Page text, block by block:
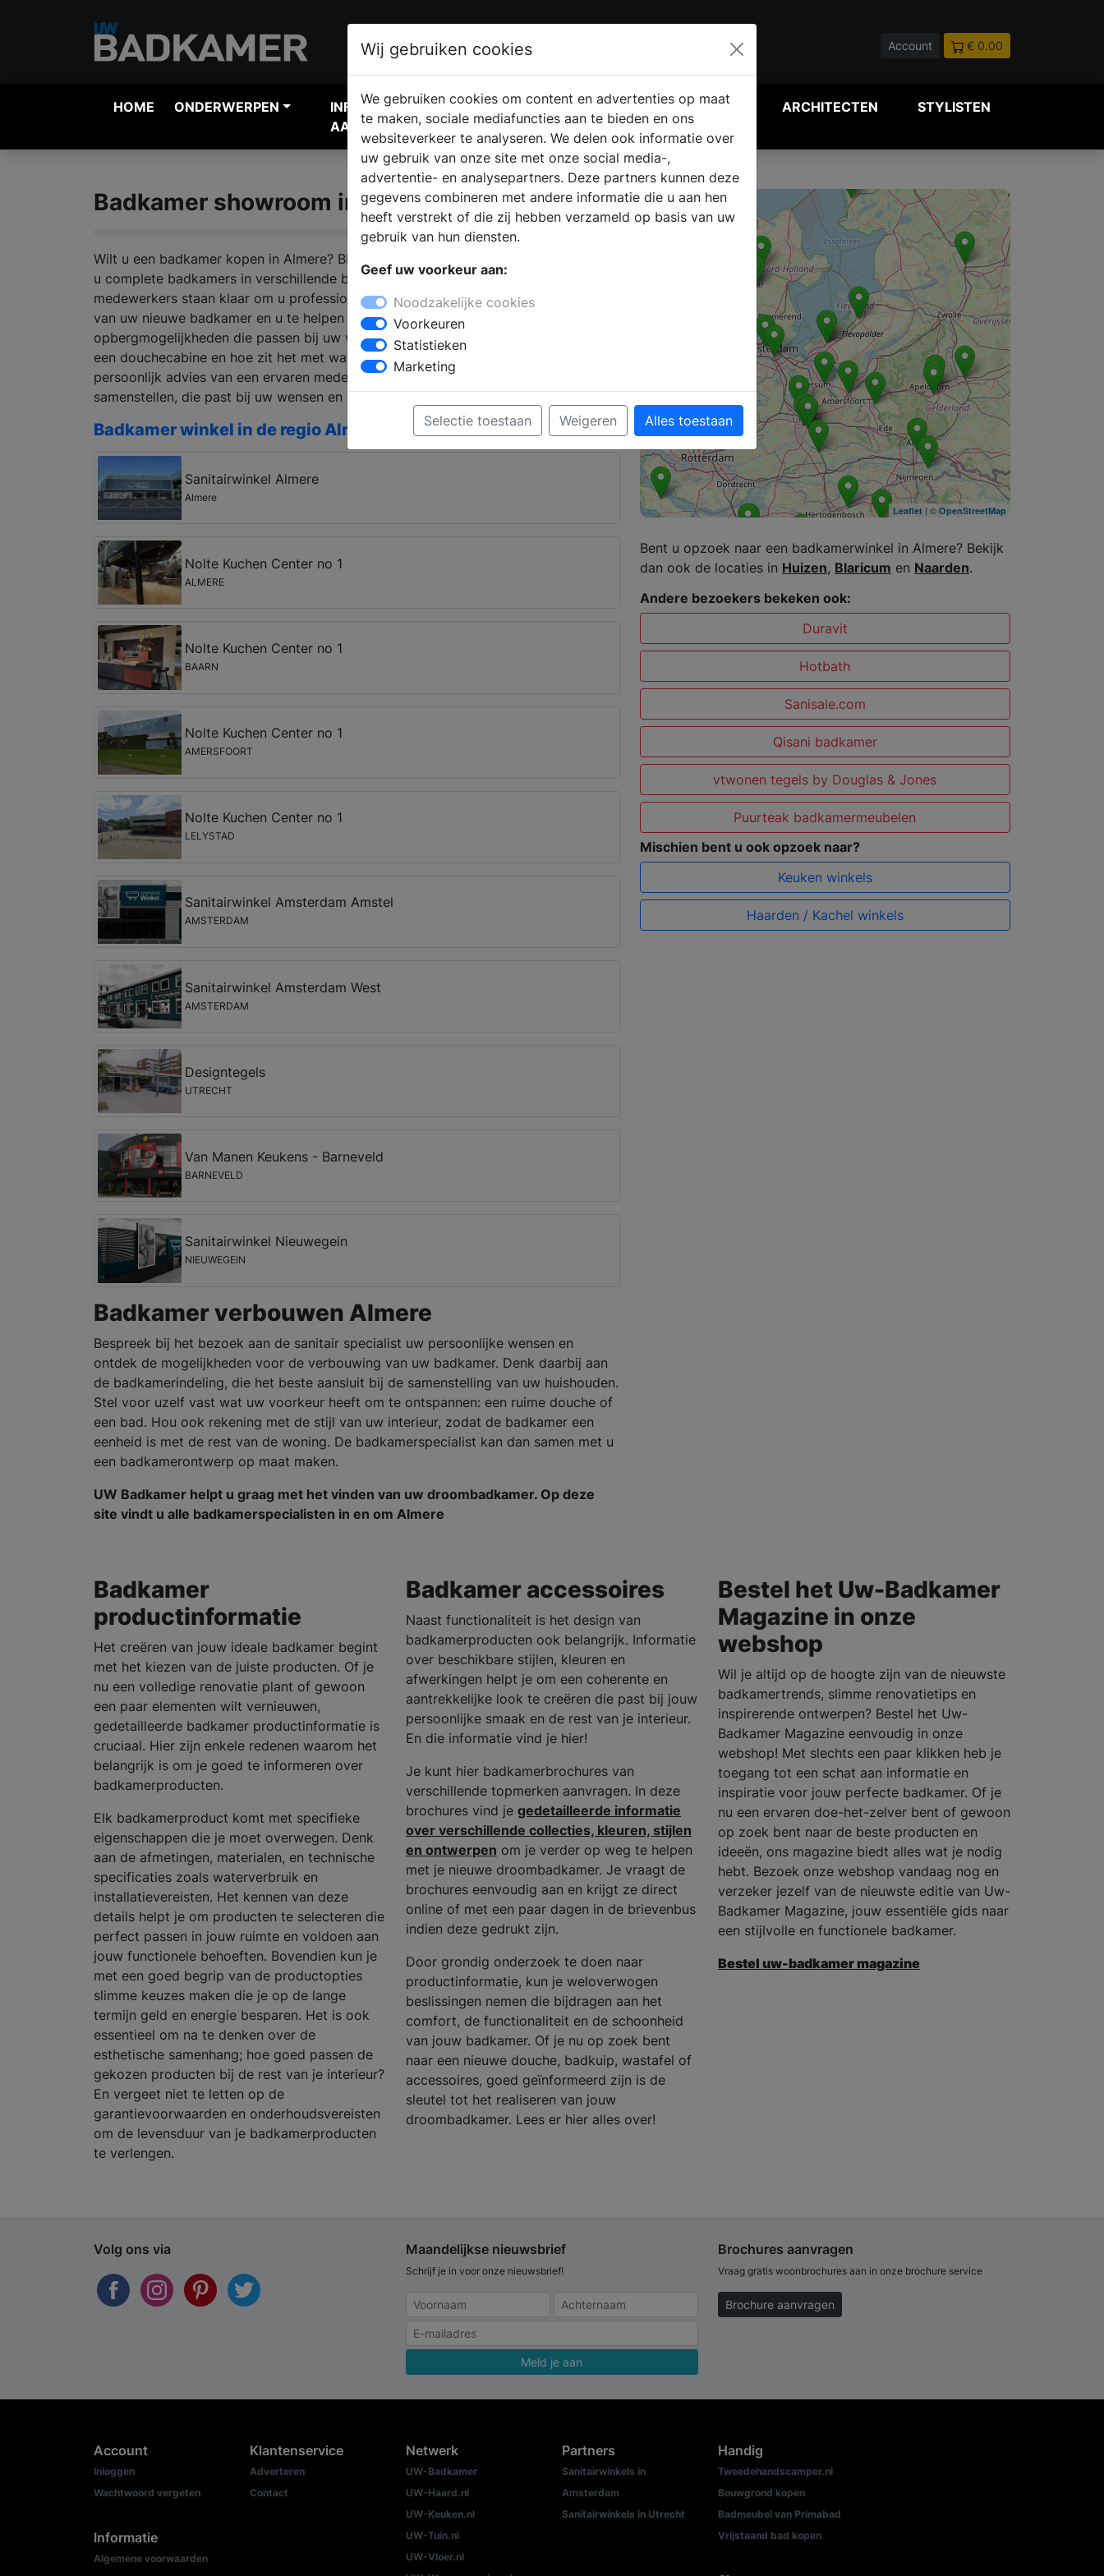
Account € 0.00
HOME ONDERWERPEN
INFORMATIE
AANVRAGEN
VERKOOPLOCATIE
VINDEN
WEBSHOP ARCHITECTEN STYLISTEN
Badkamer showroom in Almere
Wilt u een badkamer kopen in Almere? Bij een bezoek aan een sanitair winkel vindt
u complete badkamers in verschillende badkamerstijlen. De deskundige
medewerkers staan klaar om u professioneel advies te geven bij het samenstellen
van uw nieuwe badkamer en u te helpen bij de keuze voor badkamermeubels met
opbergmogelijkheden die passen bij uw wensen. Kiest u voor een inloopdouche of
een douchecabine en hoe zit het met waterbesparende kranen en douches? Met
persoonlijk advies van een ervaren medewerker kunt u een complete badkamer
samenstellen, die past bij uw wensen en budget.
Badkamer winkel in de regio Almere
Sanitairwinkel Almere
Almere
Nolte Kuchen Center no 1
ALMERE
Nolte Kuchen Center no 1
BAARN
Nolte Kuchen Center no 1
AMERSFOORT
Nolte Kuchen Center no 1
LELYSTAD
Sanitairwinkel Amsterdam Amstel
AMSTERDAM
Sanitairwinkel Amsterdam West
AMSTERDAM
Designtegels
UTRECHT
Van Manen Keukens - Barneveld
BARNEVELD
Sanitairwinkel Nieuwegein
NIEUWEGEIN
Badkamer verbouwen Almere
Bespreek bij het bezoek aan de sanitair specialist uw persoonlijke wensen en
ontdek de mogelijkheden voor de verbouwing van uw badkamer. Denk daarbij aan
de badkamerindeling, die het beste aansluit bij de samenstelling van uw huishouden.
Stel voor uzelf vast wat uw voorkeur heeft om te ontspannen: een ruime douche of
een bad. Hou ook rekening met de stijl van uw interieur, zodat de badkamer een
eenheid is met de rest van de woning. De badkamerspecialist kan dan samen met u
een badkamerontwerp op maat maken.
UW Badkamer helpt u graag met het vinden van uw droombadkamer. Op deze
site vindt u alle badkamerspecialisten in en om Almere
+
Leaflet| © OpenStreetMap
Bent u opzoek naar een badkamerwinkel in Almere? Bekijk
dan ook de locaties in Huizen, Blaricum en Naarden.
Andere bezoekers bekeken ook:
Duravit
Hotbath
Sanisale.com
Qisani badkamer
vtwonen tegels by Douglas & Jones
Puurteak badkamermeubelen
Mischien bent u ook opzoek naar?
Keuken winkels
Haarden / Kachel winkels
Badkamer
productinformatie
Het creëren van jouw ideale badkamer begint
met het kiezen van de juiste producten. Of je
nu een volledige renovatie plant of gewoon
een paar elementen wilt vernieuwen,
gedetailleerde badkamer productinformatie is
cruciaal. Hier zijn enkele redenen waarom het
belangrijk is om je goed te informeren over
badkamerproducten.
Elk badkamerproduct komt met specifieke
eigenschappen die je moet overwegen. Denk
aan de afmetingen, materialen, en technische
specificaties zoals waterverbruik en
installatievereisten. Het kennen van deze
details helpt je om producten te selecteren die
perfect passen in jouw ruimte en voldoen aan
jouw functionele behoeften. Bovendien kun je
met een goed begrip van de productopties
slimme keuzes maken die je op de lange
termijn geld en energie besparen. Het is ook
essentieel om na te denken over de
esthetische samenhang; hoe goed passen de
gekozen producten bij de rest van je interieur?
En vergeet niet te letten op de
garantievoorwaarden en onderhoudsvereisten
om de levensduur van je badkamerproducten
te verlengen.
Badkamer accessoires
Naast functionaliteit is het design van
badkamerproducten ook belangrijk. Informatie
over beschikbare stijlen, kleuren en
afwerkingen helpt je om een coherente en
aantrekkelijke look te creëren die past bij jouw
persoonlijke smaak en de rest van je interieur.
En die informatie vind je hier!
Je kunt hier badkamerbrochures van
verschillende topmerken aanvragen. In deze
brochures vind je gedetailleerde informatie
over verschillende collecties, kleuren, stijlen
en ontwerpen om je verder op weg te helpen
met je nieuwe droombadkamer. Je vraagt de
brochures eenvoudig aan en krijgt ze direct
online of met een paar dagen in de brievenbus
indien deze gedrukt zijn.
Door grondig onderzoek te doen naar
productinformatie, kun je weloverwogen
beslissingen nemen die bijdragen aan het
comfort, de functionaliteit en de schoonheid
van jouw badkamer. Of je nu op zoek bent
naar een nieuwe douche, badkuip, wastafel of
accessoires, goed geïnformeerd zijn is de
sleutel tot het realiseren van jouw
droombadkamer. Lees er hier alles over!
Bestel het Uw-Badkamer
Magazine in onze
webshop
Wil je altijd op de hoogte zijn van de nieuwste
badkamertrends, slimme renovatietips en
inspirerende ontwerpen? Bestel het Uw-
Badkamer Magazine eenvoudig in onze
webshop! Met slechts een paar klikken heb je
toegang tot een schat aan informatie en
inspiratie voor jouw perfecte badkamer. Of je
nu een ervaren doe-het-zelver bent of gewoon
op zoek bent naar de beste producten en
ideeën, ons magazine biedt alles wat je nodig
hebt. Bezoek onze webshop vandaag nog en
verzeker jezelf van de nieuwste editie van Uw-
Badkamer Magazine, jouw essentiële gids naar
een stijlvolle en functionele badkamer.
Bestel uw-badkamer magazine
Wij gebruiken cookies
We gebruiken cookies om content en advertenties op maat
te maken, sociale mediafuncties aan te bieden en ons
websiteverkeer te analyseren. We delen ook informatie over
uw gebruik van onze site met onze social media-,
advertentie- en analysepartners. Deze partners kunnen deze
gegevens combineren met andere informatie die u aan hen
heeft verstrekt of die zij hebben verzameld op basis van uw
gebruik van hun diensten.
Geef uw voorkeur aan:
Noodzakelijke cookies
Voorkeuren
Statistieken
Marketing
Selectie toestaan Weigeren Alles toestaan
Volg ons via Maandelijkse nieuwsbrief
Schrijf je in voor onze nieuwsbrief!
Meld je aan
Brochures aanvragen
Vraag gratis woonbrochures aan in onze brochure service
Brochure aanvragen
Account
Inloggen
Wachtwoord vergeten
Informatie
Algemene voorwaarden
Klantenservice
Adverteren
Contact
Netwerk
UW-Badkamer
UW-Haard.nl
UW-Keuken.nl
UW-Tuin.nl
UW-Vloer.nl
Partners
Sanitairwinkels in
Amsterdam
Sanitairwinkels in Utrecht
Handig
Tweedehandscamper.nl
Bouwgrond kopen
Badmeubel van Primabad
Vrijstaand bad kopen